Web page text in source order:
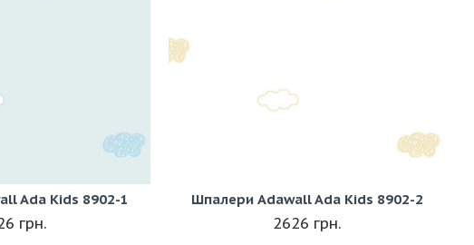
Ada Kids 8902-1
грн.
Шпалери Adawall Ada Kids 8902-2
2626 грн.